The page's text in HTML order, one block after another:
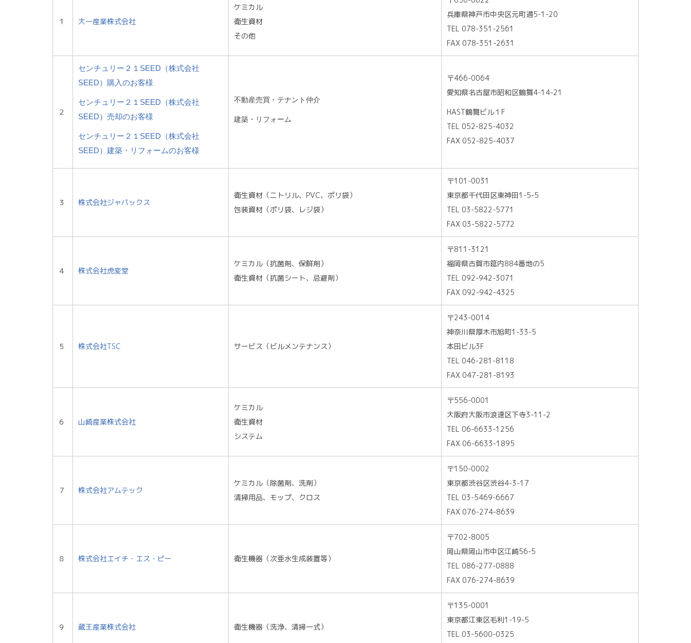
１ 大一産業株式会社
ケミカル
衛生資材
その他
兵庫県神戸市中央区元町通5-1-20
TEL 078-351-2561
FAX 078-351-2631
２
センチュリー２１ SEED （株式会社
SEED）購入のお客様
センチュリー２１ SEED （株式会社
SEED）売却のお客様
センチュリー２１ SEED （株式会社
SEED）建築・リフォームのお客様
不動産売買・テナント仲介
建築・リフォーム
〒466-0064
愛知県名古屋市昭和区鶴舞4-14-21
HAST鶴舞ビル１F
TEL 052-825-4032
FAX 052-825-4037
３ 株式会社ジャパックス
衛生資材（ニトリル、PVC、ポリ袋）
包装資材（ポリ袋、レジ袋）
〒101-0031
東京都千代田区東神田1-5-5
TEL 03-5822-5771
FAX 03-5822-5772
４ 株式会社虎変堂
ケミカル（抗菌剤、保鮮剤）
衛生資材（抗菌シート、忌避剤）
〒811-3121
福岡県古賀市筵内884番地の5
TEL 092-942-3071
FAX 092-942-4325
５ 株式会社TSC サービス（ビルメンテナンス）
〒243-0014
神奈川県厚木市旭町1-33-5
本田ビル3F
TEL 046-281-8118
FAX 047-281-8193
６ 山崎産業株式会社
ケミカル
衛生資材
システム
〒556-0001
大阪府大阪市浪速区下寺3-11-2
TEL 06-6633-1256
FAX 06-6633-1895
７ 株式会社アムテック
ケミカル（除菌剤、洗剤）
清掃用品、モップ、クロス
〒150-0002
東京都渋谷区渋谷4-3-17
TEL 03-5469-6667
FAX 076-274-8639
８ 株式会社エイチ・エス・ピー 衛生機器（次亜水生成装置等）
〒702-8005
岡山県岡山市中区江崎56-5
TEL 086-277-0888
FAX 076-274-8639
９ 蔵王産業株式会社 衛生機器（洗浄、清掃一式）
〒135-0001
東京都江東区毛利1-19-5
TEL 03-5600-0325